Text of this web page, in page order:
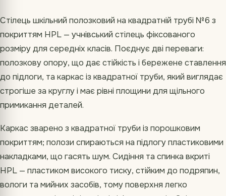
Стілець шкільний полозковий на квадратній трубі №6 з
покриттям HPL — учнівський стілець фіксованого
розміру для середніх класів. Поєднує дві переваги:
полозкову опору, що дає стійкість і бережене ставлення
до підлоги, та каркас із квадратної труби, який виглядає
строгіше за круглу і має рівні площини для щільного
примикання деталей.
Каркас зварено з квадратної труби із порошковим
покриттям; полози спираються на підлогу пластиковими
накладками, що гасять шум. Сидіння та спинка вкриті
HPL — пластиком високого тиску, стійким до подряпин,
вологи та мийних засобів, тому поверхня легко